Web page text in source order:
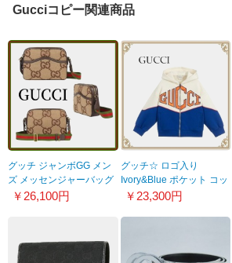
Gucciコピー関連商品
グッチ ジャンボGG メン
ズ メッセンジャーバッグ
偽物
￥26,100円
グッチ☆ ロゴ入り
Ivory&Blue ポケット コッ
トン コピーパーカー
￥23,300円